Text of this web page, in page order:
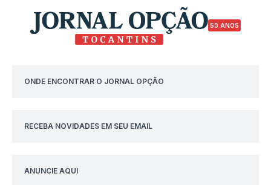
50 ANOS
ONDE ENCONTRAR O JORNAL OPÇÃO
RECEBA NOVIDADES EM SEU EMAIL
ANUNCIE AQUI